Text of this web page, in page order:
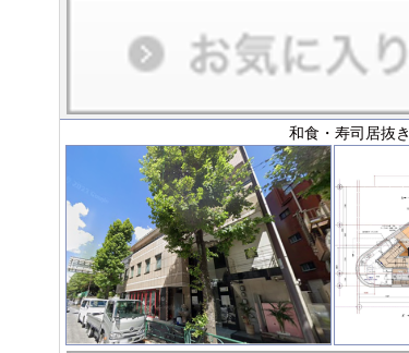
和食・寿司居抜き